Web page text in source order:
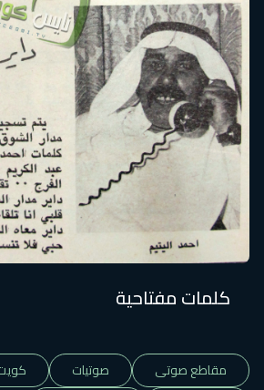
كلمات مفتاحية
مقاطع صوتى صوتيات
كويت